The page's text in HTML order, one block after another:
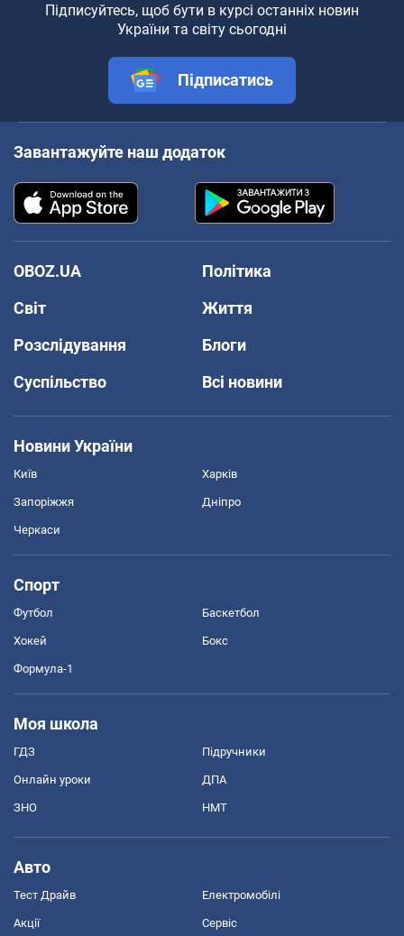
Підписуйтесь, щоб бути в курсі останніх новин
України та світу сьогодні
Підписатись
Завантажуйте наш додаток
OBOZ.UA
Політика
Світ
Життя
Розслідування
Блоги
Суспільство
Всі новини
Новини України
Київ Харків
Запоріжжя Дніпро
Черкаси
Спорт
Футбол Баскетбол
Хокей Бокс
Формула-1
Моя школа
ГДЗ Підручники
Онлайн уроки ДПА
ЗНО НМТ
Авто
Тест Драйв Електромобілі
Акції Сервіс